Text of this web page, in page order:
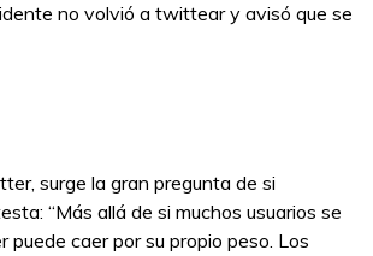
no volvió a twittear y avisó que se
surge la gran pregunta de si
“Más allá de si muchos usuarios se
caer por su propio peso. Los